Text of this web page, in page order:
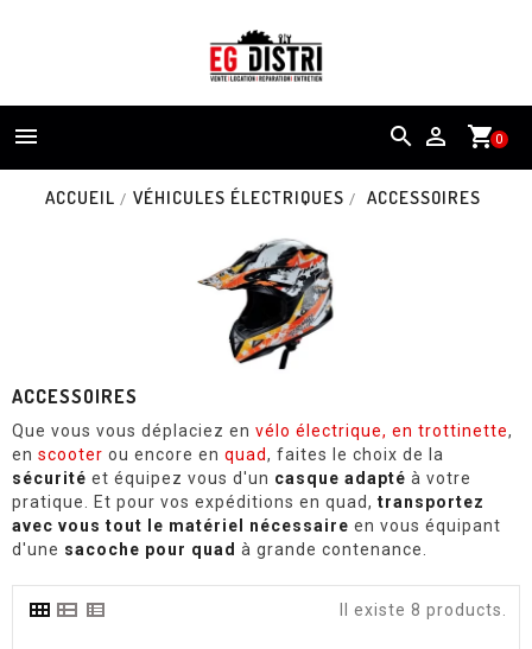
shopping_cart0
 
ACCUEIL VÉHICULES ÉLECTRIQUES ACCESSOIRES
ACCESSOIRES
Que vous vous déplaciez en vélo électrique, en trottinette,
en scooter ou encore en quad, faites le choix de la
sécurité et équipez vous d'un casque adapté à votre
pratique. Et pour vos expéditions en quad, transportez
avec vous tout le matériel nécessaire en vous équipant
d'une sacoche pour quad à grande contenance.
Il existe 8 products.